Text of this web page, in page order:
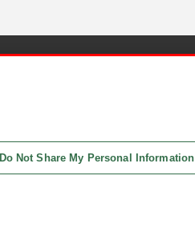
Do Not Share My Personal Information